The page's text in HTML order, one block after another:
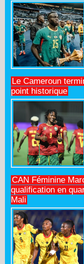
Le Cameroun
point historique
CAN Féminine
qualification en
Mali